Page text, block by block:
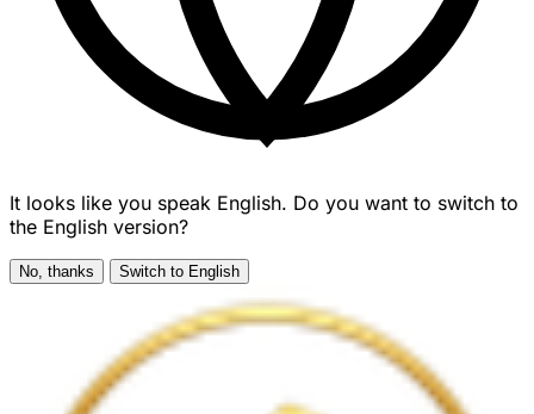
It looks like you speak English. Do you want to switch to
the English version?
No, thanks Switch to English